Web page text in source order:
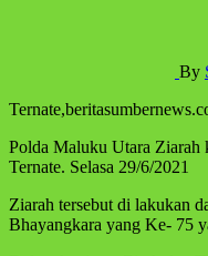
By
Polda Maluku Utara Ziarah
Ternate. Selasa 29/6/2021
Ziarah tersebut di lakukan
Bhayangkara yang Ke- 75